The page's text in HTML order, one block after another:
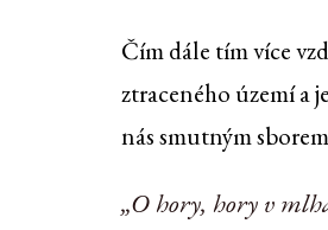
Čím dále tím více
ztraceného území a
nás smutným
„O hory, hory v